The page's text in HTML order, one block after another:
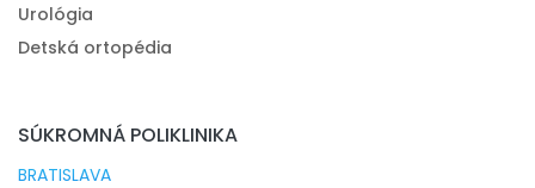
Urológia
Detská ortopédia
SÚKROMNÁ POLIKLINIKA
BRATISLAVA